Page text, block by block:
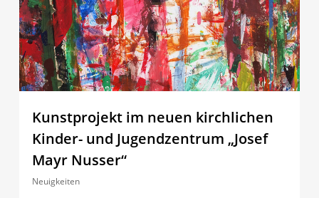
Kunstprojekt im neuen kirchlichen
Kinder- und Jugendzentrum „Josef
Mayr Nusser“
Neuigkeiten